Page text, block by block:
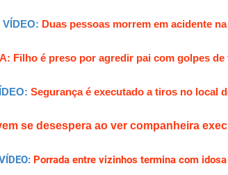
VÍDEO: Duas pessoas morrem em acidente
Filho é preso por agredir pai com golpes de
Segurança é executado a tiros no local
se desespera ao ver companheira
Porrada entre vizinhos termina com